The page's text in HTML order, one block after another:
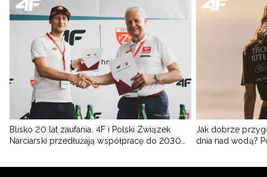
Blisko 20 lat zaufania. 4F i Polski Związek
Narciarski przedłużają współpracę do 2030
Jak dobrze
dnia nad wodą?